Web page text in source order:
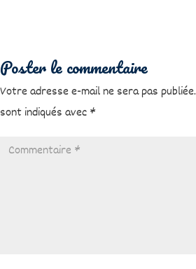
Poster le commentaire
Votre adresse e-mail ne sera pas publiée.
sont indiqués avec *